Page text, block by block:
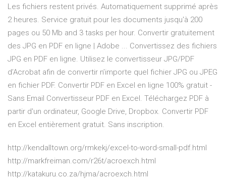
Les fichiers restent privés. Automatiquement supprimé après
2 heures. Service gratuit pour les documents jusqu'à 200
pages ou 50 Mb and 3 tasks per hour. Convertir gratuitement
des JPG en PDF en ligne | Adobe ... Convertissez des fichiers
JPG en PDF en ligne. Utilisez le convertisseur JPG/PDF
d’Acrobat afin de convertir n’importe quel fichier JPG ou JPEG
en fichier PDF. Convertir PDF en Excel en ligne 100% gratuit -
Sans Email Convertisseur PDF en Excel. Téléchargez PDF à
partir d'un ordinateur, Google Drive, Dropbox. Convertir PDF
en Excel entièrement gratuit. Sans inscription.
http://kendalltown.org/rmkekj/excel-to-word-small-pdf.html
http://markfreiman.com/r26t/acroexch.html
http://katakuru.co.za/hjma/acroexch.html